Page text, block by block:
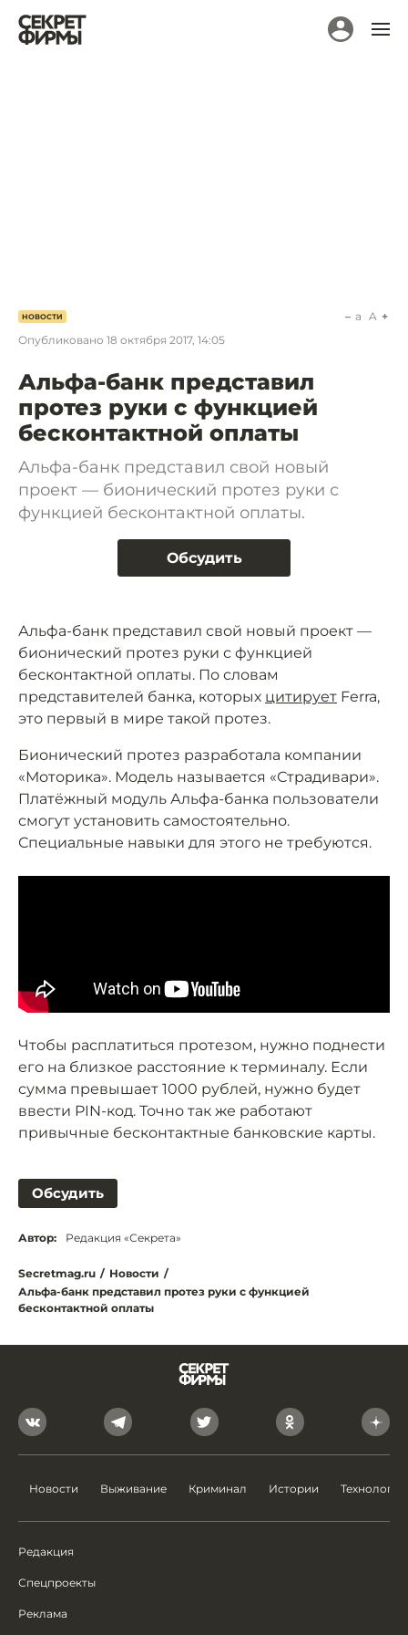
НОВОСТИ
Опубликовано 18 октября 2017, 14:05
a A
Альфа-банк представил
протез руки с функцией
бесконтактной оплаты
Альфа-банк представил свой новый
проект — бионический протез руки с
функцией бесконтактной оплаты.
Обсудить
Альфа-банк представил свой новый проект —
бионический протез руки с функцией
бесконтактной оплаты. По словам
представителей банка, которых цитирует Ferra,
это первый в мире такой протез.
Бионический протез разработала компании
«Моторика». Модель называется «Страдивари».
Платёжный модуль Альфа-банка пользователи
смогут установить самостоятельно.
Специальные навыки для этого не требуются.
Чтобы расплатиться протезом, нужно поднести
его на близкое расстояние к терминалу. Если
сумма превышает 1000 рублей, нужно будет
ввести PIN-код. Точно так же работают
привычные бесконтактные банковские карты.
Обсудить
Автор: Редакция «Секрета»
Secretmag.ru / Новости /
Альфа-банк представил протез руки с функцией
бесконтактной оплаты
Новости Выживание Криминал Истории Технологии
Редакция
Спецпроекты
Реклама